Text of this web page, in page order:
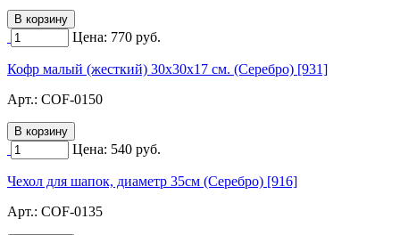
Цена: 770 руб.
Кофр малый (жесткий) 30х30х17 см. (Серебро) [931]
Арт.: COF-0150
Цена: 540 руб.
Чехол для шапок, диаметр 35см (Серебро) [916]
Арт.: COF-0135